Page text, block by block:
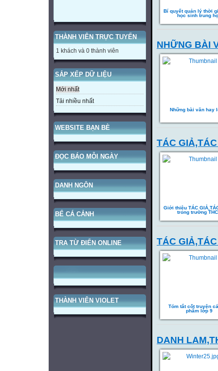
THÀNH VIÊN TRỰC TUYẾN
1 khách và 0 thành viên
SẮP XẾP DỮ LIỆU
Mới nhất
Tải nhiều nhất
WEBSITE BẠN BÈ
ĐỌC BÁO MỖI NGÀY
DANH NGÔN
BỂ CÁ CẢNH
TRA TỪ ĐIỂN ONLINE
THÀNH VIÊN VIOLET
Bí quyết quản lý thời
học sinh trung
NHỮNG BÀI
Những bài văn hay
TÁC
Giới thiệu TÁC
trong trường
TÁC
Tóm tắt cốt truyện
phẩm lớp 9
DANH